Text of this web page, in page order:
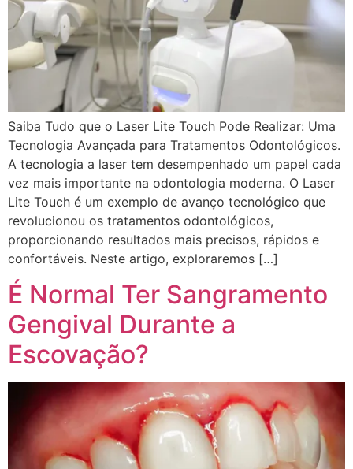
Saiba Tudo que o Laser Lite Touch Pode Realizar: Uma
Tecnologia Avançada para Tratamentos Odontológicos.
A tecnologia a laser tem desempenhado um papel cada
vez mais importante na odontologia moderna. O Laser
Lite Touch é um exemplo de avanço tecnológico que
revolucionou os tratamentos odontológicos,
proporcionando resultados mais precisos, rápidos e
confortáveis. Neste artigo, exploraremos […]
É Normal Ter Sangramento
Gengival Durante a
Escovação?